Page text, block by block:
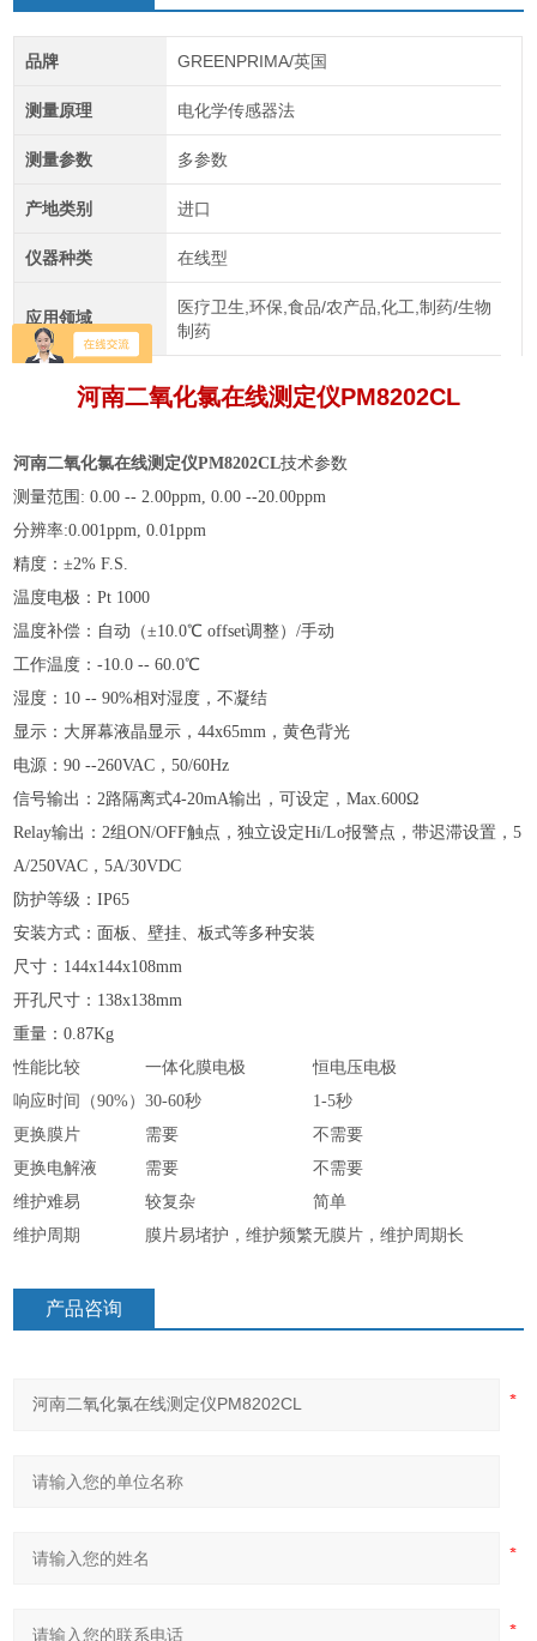
品牌 GREENPRIMA/英国
测量原理 电化学传感器法
测量参数 多参数
产地类别 进口
仪器种类 在线型
应用领域
医疗卫生,环保,食品/农产品,化工,制药/生物
制药
河南二氧化氯在线测定仪PM8202CL
河南二氧化氯在线测定仪PM8202CL技术参数
测量范围: 0.00 -- 2.00ppm, 0.00 --20.00ppm
分辨率:0.001ppm, 0.01ppm
精度：±2% F.S.
温度电极：Pt 1000
温度补偿：自动（±10.0℃ offset调整）/手动
工作温度：-10.0 -- 60.0℃
湿度：10 -- 90%相对湿度，不凝结
显示：大屏幕液晶显示，44x65mm，黄色背光
电源：90 --260VAC，50/60Hz
信号输出：2路隔离式4-20mA输出，可设定，Max.600Ω
Relay输出：2组ON/OFF触点，独立设定Hi/Lo报警点，带迟滞设置，5
A/250VAC，5A/30VDC
防护等级：IP65
安装方式：面板、壁挂、板式等多种安装
尺寸：144x144x108mm
开孔尺寸：138x138mm
重量：0.87Kg
性能比较
一体化膜电极
恒电压电极
响应时间（90%）30-60秒
1-5秒
更换膜片
需要
不需要
更换电解液
需要
不需要
维护难易
较复杂
简单
维护周期
膜片易堵护，维护频繁无膜片，维护周期长
产品咨询